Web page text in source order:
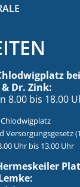
Dr. Zink:
8.00 bis 18.00
Uhr bis 13.00 Uhr